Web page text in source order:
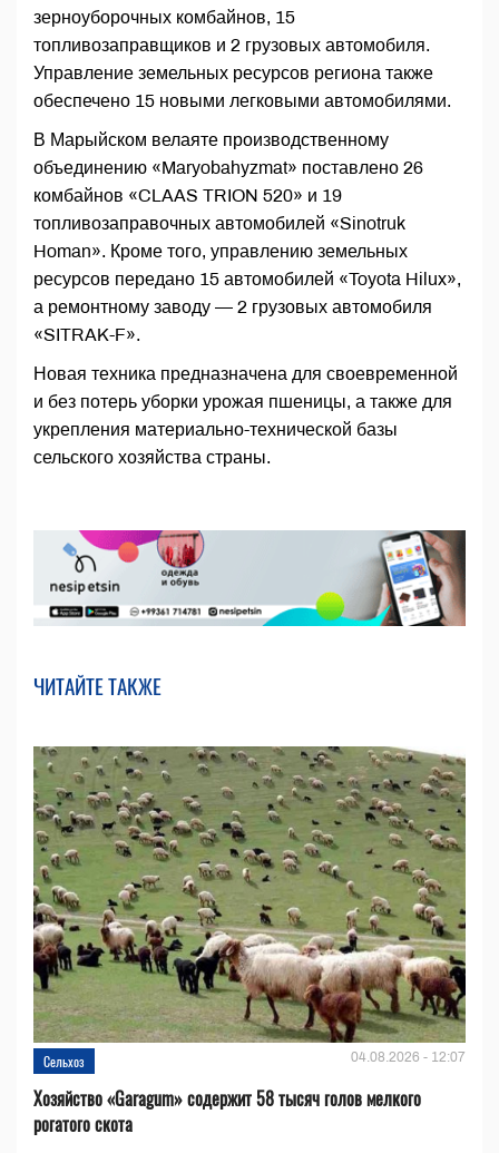
зерноуборочных комбайнов, 15
топливозаправщиков и 2 грузовых автомобиля.
Управление земельных ресурсов региона также
обеспечено 15 новыми легковыми автомобилями.
В Марыйском велаяте производственному
объединению «Maryobahyzmat» поставлено 26
комбайнов «CLAAS TRION 520» и 19
топливозаправочных автомобилей «Sinotruk
Homan». Кроме того, управлению земельных
ресурсов передано 15 автомобилей «Toyota Hilux»,
а ремонтному заводу — 2 грузовых автомобиля
«SITRAK-F».
Новая техника предназначена для своевременной
и без потерь уборки урожая пшеницы, а также для
укрепления материально-технической базы
сельского хозяйства страны.
ЧИТАЙТЕ ТАКЖЕ
Сельхоз 04.08.2026 - 12:07
Хозяйство «Garagum» содержит 58 тысяч голов мелкого
рогатого скота